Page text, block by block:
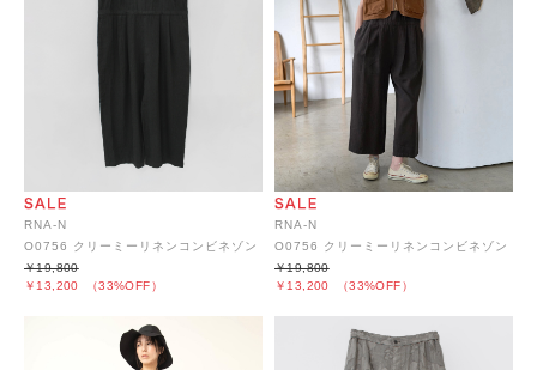
RNA-N
O0756 クリーミーリネンコンビネゾン
￥13,200 （33%OFF）
￥19,800
RNA-N
O0756 クリーミーリネンコンビネゾン
￥13,200 （33%OFF）
￥19,800